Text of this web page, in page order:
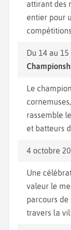
attirant des
entier pour
Du 14 au
Le
rassemble
et batteurs
4 octobre
Une
valeur le
parcours
travers la